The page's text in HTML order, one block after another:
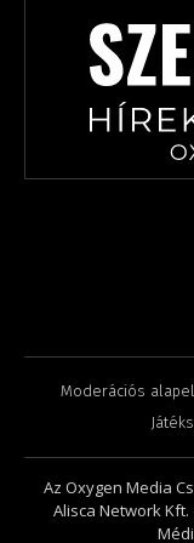
Moderációs
Az Oxygen Media
Alisca Network Kft.